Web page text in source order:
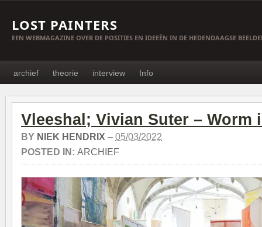
LOST PAINTERS
EEN WEBMAGAZINE OVER DE POSITIES EN IDEEËN IN DE HEDENDAAGSE
archief theorie interview Info
Vleeshal; Vivian Suter – Worm
BY NIEK HENDRIX – 05/03/2022
POSTED IN: ARCHIEF